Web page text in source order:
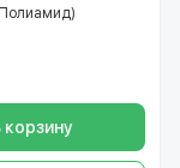
корзину